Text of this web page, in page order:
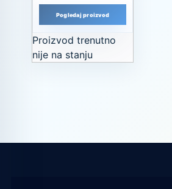
Pogledaj proizvod
Proizvod trenutno
nije na stanju